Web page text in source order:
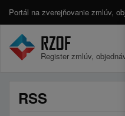
Portál na zverejňovanie zmlúv,
Register zmlúv,
RSS